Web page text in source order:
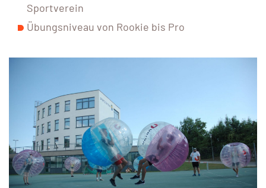
Sportverein
Übungsniveau von Rookie bis Pro